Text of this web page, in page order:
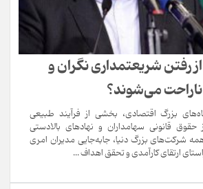
رفتن شریعتمداری نگران و
ناراحت می‌شوند؟
بزرگ اقتصادی، بخشی از فرآیند طبیعی
قانونی سهامداران و نهادهای بالادستی
شرکت‌های بزرگ دنیا، جابه‌جایی مدیران امری
ارتقای کارآمدی و تحقق اهداف ...